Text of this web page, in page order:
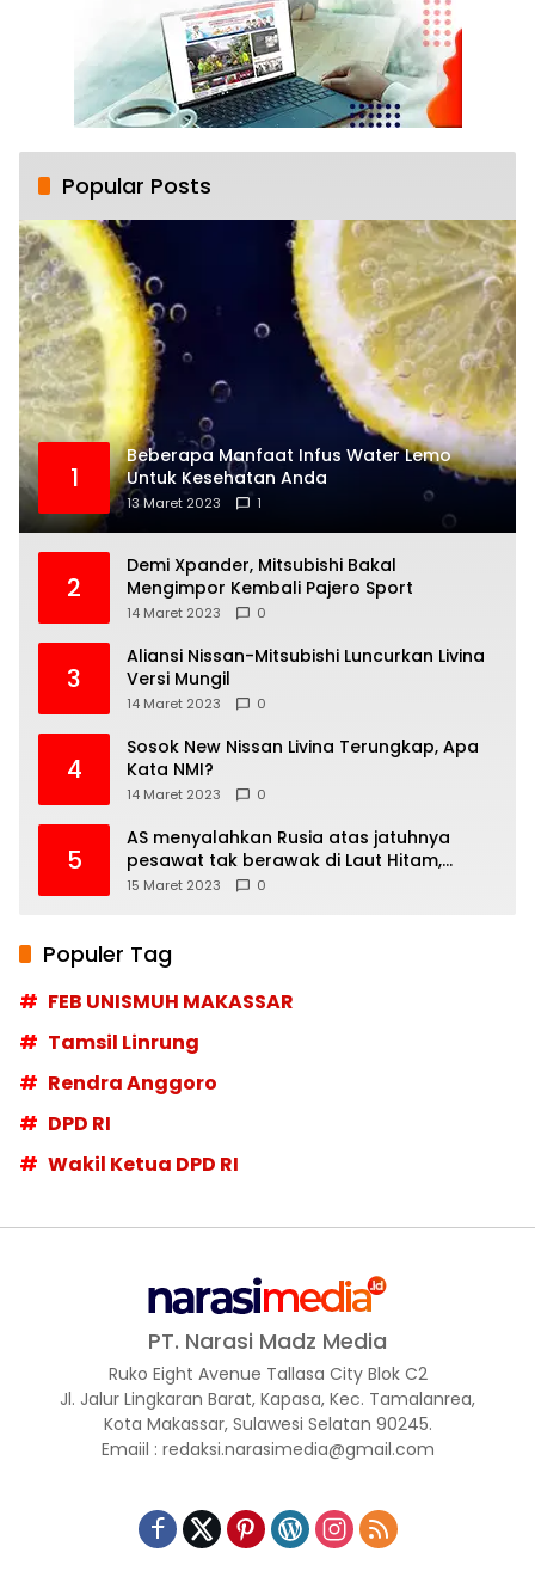
Popular Posts
1
Beberapa Manfaat Infus Water Lemo
Untuk Kesehatan Anda
13 Maret 2023 1
2
Demi Xpander, Mitsubishi Bakal
Mengimpor Kembali Pajero Sport
14 Maret 2023 0
3
Aliansi Nissan-Mitsubishi Luncurkan Livina
Versi Mungil
14 Maret 2023 0
4
Sosok New Nissan Livina Terungkap, Apa
Kata NMI?
14 Maret 2023 0
5
AS menyalahkan Rusia atas jatuhnya
pesawat tak berawak di Laut Hitam,
Moskow menyangkal
15 Maret 2023 0
Populer Tag
FEB UNISMUH MAKASSAR
Tamsil Linrung
Rendra Anggoro
DPD RI
Wakil Ketua DPD RI
PT. Narasi Madz Media
Ruko Eight Avenue Tallasa City Blok C2
Jl. Jalur Lingkaran Barat, Kapasa, Kec. Tamalanrea,
Kota Makassar, Sulawesi Selatan 90245.
Emaiil : redaksi.narasimedia@gmail.com